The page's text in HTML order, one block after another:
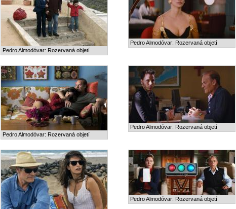
Pedro Almodóvar: Rozervaná objetí
Pedro Almodóvar: Rozervaná objetí
Pedro Almodóvar: Rozervaná objetí
Pedro Almodóvar: Rozervaná objetí
Pedro Almodóvar: Rozervaná objetí